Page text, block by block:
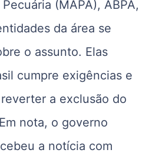
(MAPA), ABPA,
da área se
o assunto. Elas
cumpre exigências e
a exclusão do
nota, o governo
a notícia com